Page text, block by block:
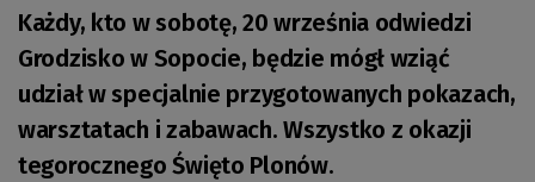
Każdy, kto w sobotę, 20 września odwiedzi
Grodzisko w Sopocie, będzie mógł wziąć
udział w specjalnie przygotowanych pokazach,
warsztatach i zabawach. Wszystko z okazji
tegorocznego Święto Plonów.